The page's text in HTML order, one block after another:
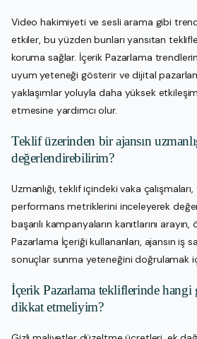
Video hakimiyeti ve sesli arama gibi
etkiler, bu yüzden bunları yansıtan
koruma sağlar. İçerik Pazarlama
uyum yeteneği gösterir ve dijital
yaklaşımlar yoluyla daha yüksek
etmesine yardımcı olur.
Teklif üzerinden bir ajansın
değerlendirebilirim?
Uzmanlığı, teklif içindeki vaka
performans metriklerini inceleyerek
başarılı kampanyaların kanıtlarını
Pazarlama İçeriği kullananları, ajansın iş
sonuçlar sunma yeteneğini doğrulamak
İçerik Pazarlama tekliflerinde hangi
dikkat etmeliyim?